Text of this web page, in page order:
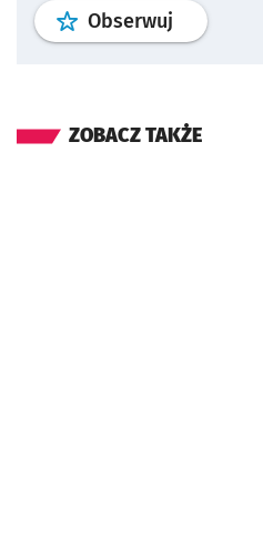
Obserwuj profil
ZOBACZ TAKŻE